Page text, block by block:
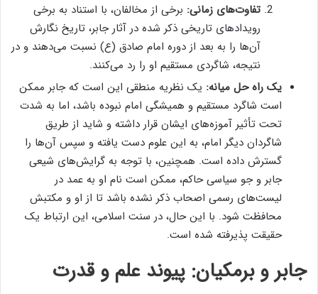
تفاوت‌های زمانی: برخی از مخالفان، با استناد به برخی
رویدادهای تاریخی ذکر شده در آثار جابر، تاریخ نگارش
آن‌ها را به بعد از دوره امام صادق (ع) نسبت می‌دهند و در
نتیجه، شاگردی مستقیم او را رد می‌کنند.
یک راه حل میانه: یک نظریه منطقی این است که جابر ممکن
است شاگرد مستقیم و همیشگی امام نبوده باشد، اما به شدت
تحت تأثیر آموزه‌های ایشان قرار داشته و شاید از طریق
شاگردان دیگر امام، به این علوم دست یافته و سپس آن‌ها را
گسترش داده است. همچنین، با توجه به گرایش‌های شیعی
جابر و جو سیاسی حاکم، ممکن است نام او به عمد در
لیست‌های رسمی اصحاب ذکر نشده باشد تا از او و مکتبش
محافظت شود. با این حال، در سنت اسلامی، این ارتباط یک
حقیقت پذیرفته شده است.
جابر و برمکیان: پیوند علم و قدرت